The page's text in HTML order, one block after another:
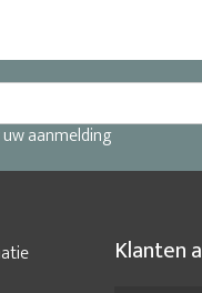
aanmelding
Klanten